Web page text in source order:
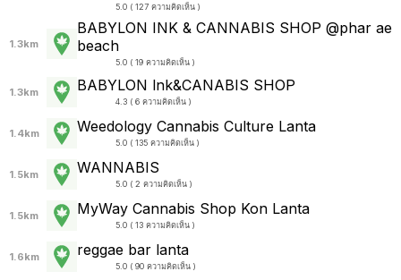
5.0 ( 127 ความคิดเห็น )
1.3km
BABYLON INK & CANNABIS SHOP @phar ae
beach
5.0 ( 19 ความคิดเห็น )
1.3km BABYLON lnk&CANABIS SHOP
4.3 ( 6 ความคิดเห็น )
1.4km Weedology Cannabis Culture Lanta
5.0 ( 135 ความคิดเห็น )
1.5km WANNABIS
5.0 ( 2 ความคิดเห็น )
1.5km MyWay Cannabis Shop Kon Lanta
5.0 ( 13 ความคิดเห็น )
1.6km reggae bar lanta
5.0 ( 90 ความคิดเห็น )